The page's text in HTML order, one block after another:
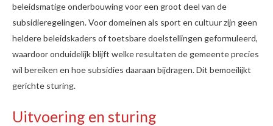
beleidsmatige onderbouwing voor een groot deel van de
subsidieregelingen. Voor domeinen als sport en cultuur zijn geen
heldere beleidskaders of toetsbare doelstellingen geformuleerd,
waardoor onduidelijk blijft welke resultaten de gemeente precies
wil bereiken en hoe subsidies daaraan bijdragen. Dit bemoeilijkt
gerichte sturing.
Uitvoering en sturing